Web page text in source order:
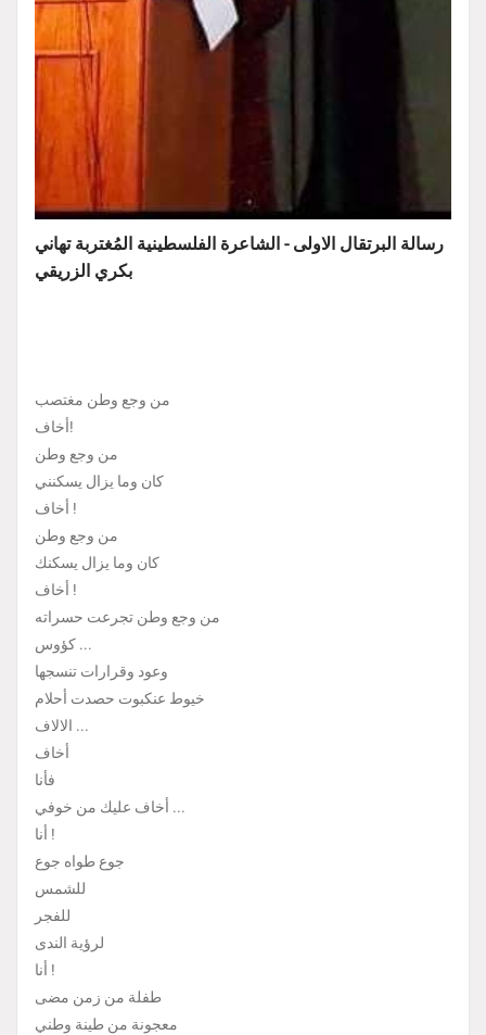
رسالة البرتقال الاولى - الشاعرة الفلسطينية المُغتربة تهاني
بكري الزريقي
من وجع وطن مغتصب
أخاف!
من وجع وطن
كان وما يزال يسكنني
أخاف !
من وجع وطن
كان وما يزال يسكنك
أخاف !
من وجع وطن تجرعت حسراته
كؤوس ...
وعود وقرارات تنسجها
خيوط عنكبوت حصدت أحلام
الالاف ...
أخاف
فأنا
أخاف عليك من خوفي ...
أنا !
جوع طواه جوع
للشمس
للفجر
لرؤية الندى
أنا !
طفلة من زمن مضى
معجونة من طينة وطني